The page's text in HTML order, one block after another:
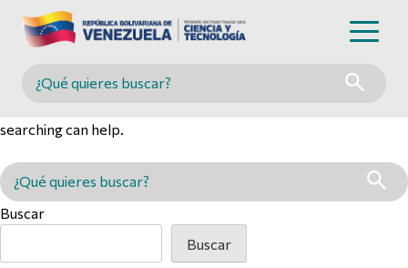
Buscar en MINCYT
searching can help.
Buscar en MINCYT
Buscar
Buscar